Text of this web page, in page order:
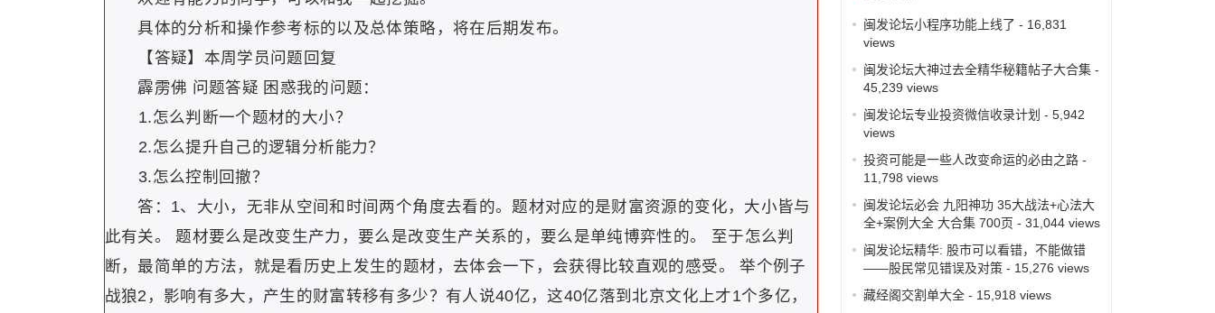
具体的分析和操作参考标的以及总体策略，将在后期发布。
【答疑】本周学员问题回复
霹雳佛 问题答疑 困惑我的问题：
1.怎么判断一个题材的大小？
2.怎么提升自己的逻辑分析能力？
3.怎么控制回撤？
答：1、大小，无非从空间和时间两个角度去看的。题材对应的是财富资源的变化，大小皆与
此有关。 题材要么是改变生产力，要么是改变生产关系的，要么是单纯博弈性的。 至于怎么判
断，最简单的方法，就是看历史上发生的题材，去体会一下，会获得比较直观的感受。 举个例子
战狼2，影响有多大，产生的财富转移有多少？有人说40亿，这40亿落到北京文化上才1个多亿，
闽发论坛小程序功能上线了 - 16,831
views
闽发论坛大神过去全精华秘籍帖子大合集-
45,239 views
闽发论坛专业投资微信收录计划 - 5,942
views
投资可能是一些人改变命运的必由之路-
11,798 views
闽发论坛必会 九阳神功 35大战法+心法大
全+案例大全 大合集 700页 - 31,044 views
闽发论坛精华: 股市可以看错，不能做错
——股民常见错误及对策- 15,276 views
藏经阁交割单大全- 15,918 views